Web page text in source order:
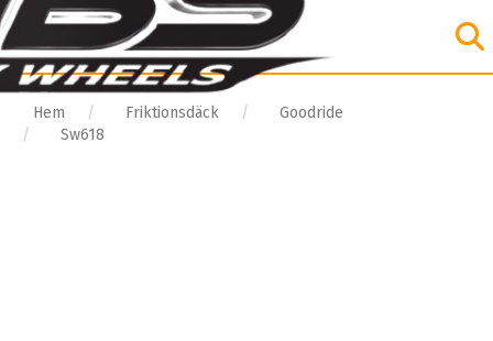
Hem Friktionsdäck
Goodride
Sw618